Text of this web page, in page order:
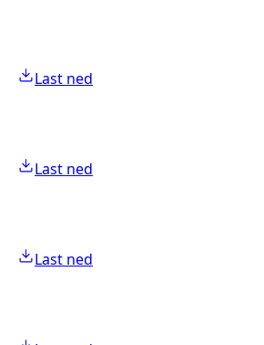
Last ned
Last ned
Last ned